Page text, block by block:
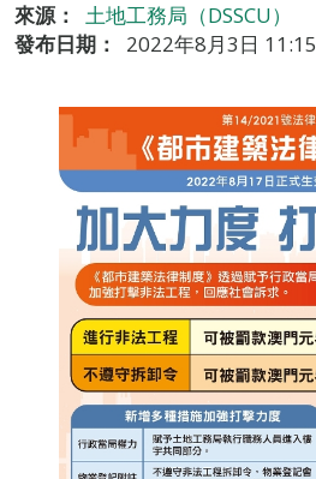
來源：
土地工務局（DSSCU）
發布日期：
2022年8月3日 11:15